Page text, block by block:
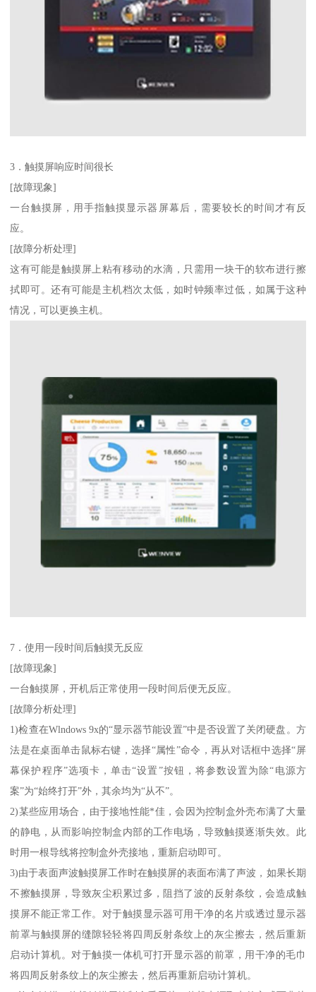
3．触摸屏响应时间很长
[故障现象]
一台触摸屏，用手指触摸显示器屏幕后，需要较长的时间才有反
应。
[故障分析处理]
这有可能是触摸屏上粘有移动的水滴，只需用一块干的软布进行擦
拭即可。还有可能是主机档次太低，如时钟频率过低，如属于这种
情况，可以更换主机。
7．使用一段时间后触摸无反应
[故障现象]
一台触摸屏，开机后正常使用一段时间后便无反应。
[故障分析处理]
1)检查在Wlndows 9x的“显示器节能设置”中是否设置了关闭硬盘。方
法是在桌面单击鼠标右键，选择“属性”命令，再从对话框中选择“屏
幕保护程序”选项卡，单击“设置”按钮，将参数设置为除“电源方
案”为“始终打开”外，其余均为“从不”。
2)某些应用场合，由于接地性能*佳，会因为控制盒外壳布满了大量
的静电，从而影响控制盒内部的工作电场，导致触摸逐渐失效。此
时用一根导线将控制盒外壳接地，重新启动即可。
3)由于表面声波触摸屏工作时在触摸屏的表面布满了声波，如果长期
不擦触摸屏，导致灰尘积累过多，阻挡了波的反射条纹，会造成触
摸屏不能正常工作。对于触摸显示器可用干净的名片或透过显示器
前罩与触摸屏的缝隙轻轻将四周反射条纹上的灰尘擦去，然后重新
启动计算机。对于触摸一体机可打开显示器的前罩，用干净的毛巾
将四周反射条纹上的灰尘擦去，然后再重新启动计算机。